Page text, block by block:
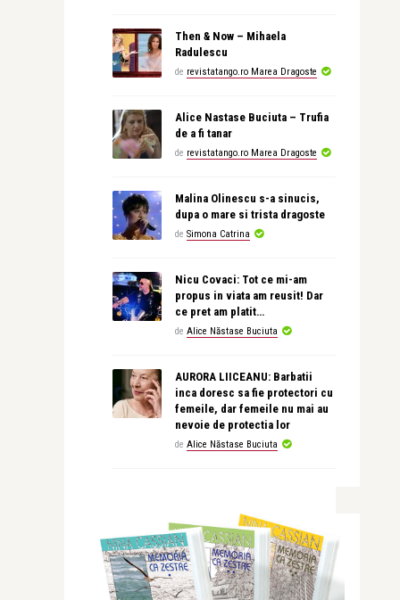
Then & Now – Mihaela
Radulescu
de revistatango.ro Marea Dragoste
Alice Nastase Buciuta – Trufia
de a fi tanar
de revistatango.ro Marea Dragoste
Malina Olinescu s-a sinucis,
dupa o mare si trista dragoste
de Simona Catrina
Nicu Covaci: Tot ce mi-am
propus in viata am reusit! Dar
ce pret am platit…
de Alice Năstase Buciuta
AURORA LIICEANU: Barbatii
inca doresc sa fie protectori cu
femeile, dar femeile nu mai au
nevoie de protectia lor
de Alice Năstase Buciuta